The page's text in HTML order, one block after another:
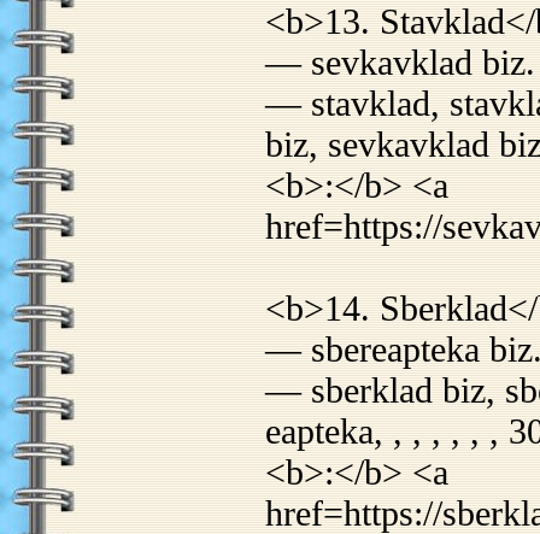
<b>13.
— sevkavklad
— stavklad,
biz, sevkavklad
<b>:</b> <a
href=https://
<b>14.
— sbereapteka
— sberklad biz,
eapteka, , , , , , ,
<b>:</b> <a
href=https://